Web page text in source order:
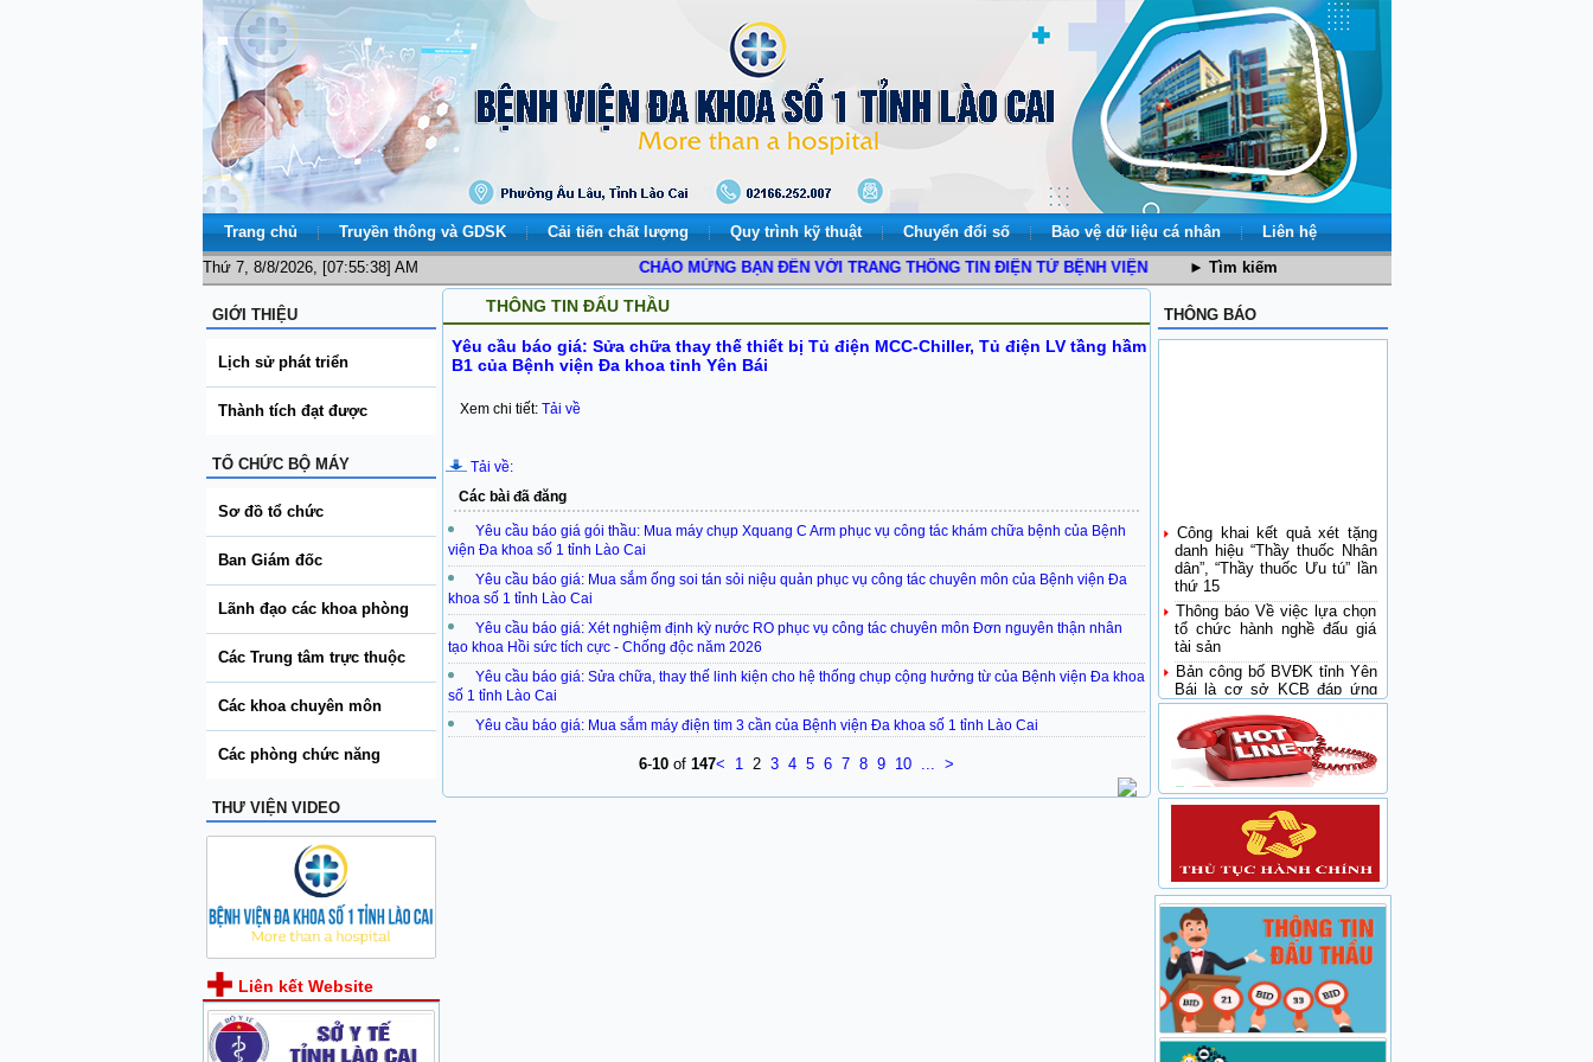
Trang chủ Truyền thông và GDSK Cải tiến chất lượng Quy trình kỹ thuật Chuyển đổi số Bảo vệ dữ liệu cá nhân
Liên hệ
Thứ 7, 8/8/2026, [07:55:38] AM
CHÀO MỪNG BẠN ĐẾN VỚI TRANG THÔNG TIN ĐIỆN TỬ BỆNH VIỆN ĐA KHOA SỐ 1 TỈNH LÀO CAI
► Tìm kiếm
GIỚI THIỆU
Lịch sử phát triển
Thành tích đạt được
TỔ CHỨC BỘ MÁY
Sơ đồ tổ chức
Ban Giám đốc
Lãnh đạo các khoa phòng
Các Trung tâm trực thuộc
Các khoa chuyên môn
Các phòng chức năng
THƯ VIỆN VIDEO
Liên kết Website
THÔNG TIN ĐẤU THẦU
Yêu cầu báo giá: Sửa chữa thay thế thiết bị Tủ điện MCC-Chiller, Tủ điện LV tầng hầm
B1 của Bệnh viện Đa khoa tỉnh Yên Bái
Xem chi tiết: Tải về
Tải về:
Các bài đã đăng
Yêu cầu báo giá gói thầu: Mua máy chụp Xquang C Arm phục vụ công tác khám chữa bệnh của Bệnh
viện Đa khoa số 1 tỉnh Lào Cai
Yêu cầu báo giá: Mua sắm ống soi tán sỏi niệu quản phục vụ công tác chuyên môn của Bệnh viện Đa
khoa số 1 tỉnh Lào Cai
Yêu cầu báo giá: Xét nghiệm định kỳ nước RO phục vụ công tác chuyên môn Đơn nguyên thận nhân
tạo khoa Hồi sức tích cực - Chống độc năm 2026
Yêu cầu báo giá: Sửa chữa, thay thế linh kiện cho hệ thống chụp cộng hưởng từ của Bệnh viện Đa khoa
số 1 tỉnh Lào Cai
Yêu cầu báo giá: Mua sắm máy điện tim 3 cần của Bệnh viện Đa khoa số 1 tỉnh Lào Cai
6-10of 147< 1 2 3 4 5 6 7 8 9 10 ... >
THÔNG BÁO
Công khai kết quả xét tặng
danh hiệu “Thầy thuốc Nhân
dân”, “Thầy thuốc Ưu tú” lần
thứ 15
Thông báo Về việc lựa chọn
tổ chức hành nghề đấu giá
tài sản
Bản công bố BVĐK tỉnh Yên
Bái là cơ sở KCB đáp ứng
yêu cầu là cơ sở thực hành
trong đào tạo khối ngành sức
khoẻ
Thông báo cơ sở cập nhật
kiến thức y khoa liên tục
trong khám bệnh chữa bệnh
Sở Y tế: Sơ kết đánh giá kết
quả hoạt động ngành y tế 6
tháng đầu năm 2017
Bệnh viện đa khoa tỉnh Yên
Bái đề nghị hỗ trợ tham gia
Đề án Bệnh viện vệ tinh giai
đoạn 2016-2020 của Bệnh
viện Nhi Trung Ương
Bệnh viện đa khoa tỉnh Yên
Bái đề nghị hỗ trợ tham gia
Đề án Bệnh viện vệ tinh giai
đoạn 2016-2020 của Bệnh
viện Bạch Mai